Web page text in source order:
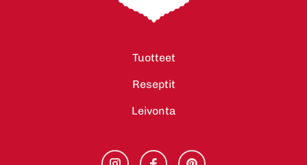
Tuotteet
Reseptit
Leivonta